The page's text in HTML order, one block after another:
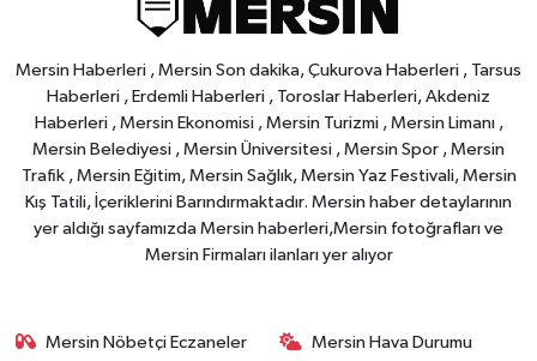
Mersin Haberleri , Mersin Son dakika, Çukurova Haberleri , Tarsus
Haberleri , Erdemli Haberleri , Toroslar Haberleri, Akdeniz
Haberleri , Mersin Ekonomisi , Mersin Turizmi , Mersin Limanı ,
Mersin Belediyesi , Mersin Üniversitesi , Mersin Spor , Mersin
Trafik , Mersin Eğitim, Mersin Sağlık, Mersin Yaz Festivali, Mersin
Kış Tatili, İçeriklerini Barındırmaktadır. Mersin haber detaylarının
yer aldığı sayfamızda Mersin haberleri,Mersin fotoğrafları ve
Mersin Firmaları ilanları yer alıyor
Mersin Nöbetçi Eczaneler Mersin Hava Durumu